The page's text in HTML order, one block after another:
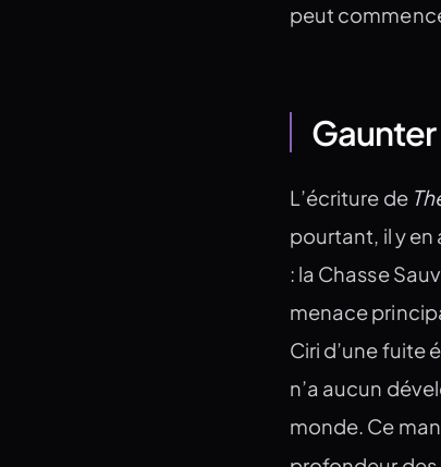
peut
L’écriture de
pourtant, il y en
: la Chasse
menace
Ciri d’une fuite
n’a aucun
monde. Ce